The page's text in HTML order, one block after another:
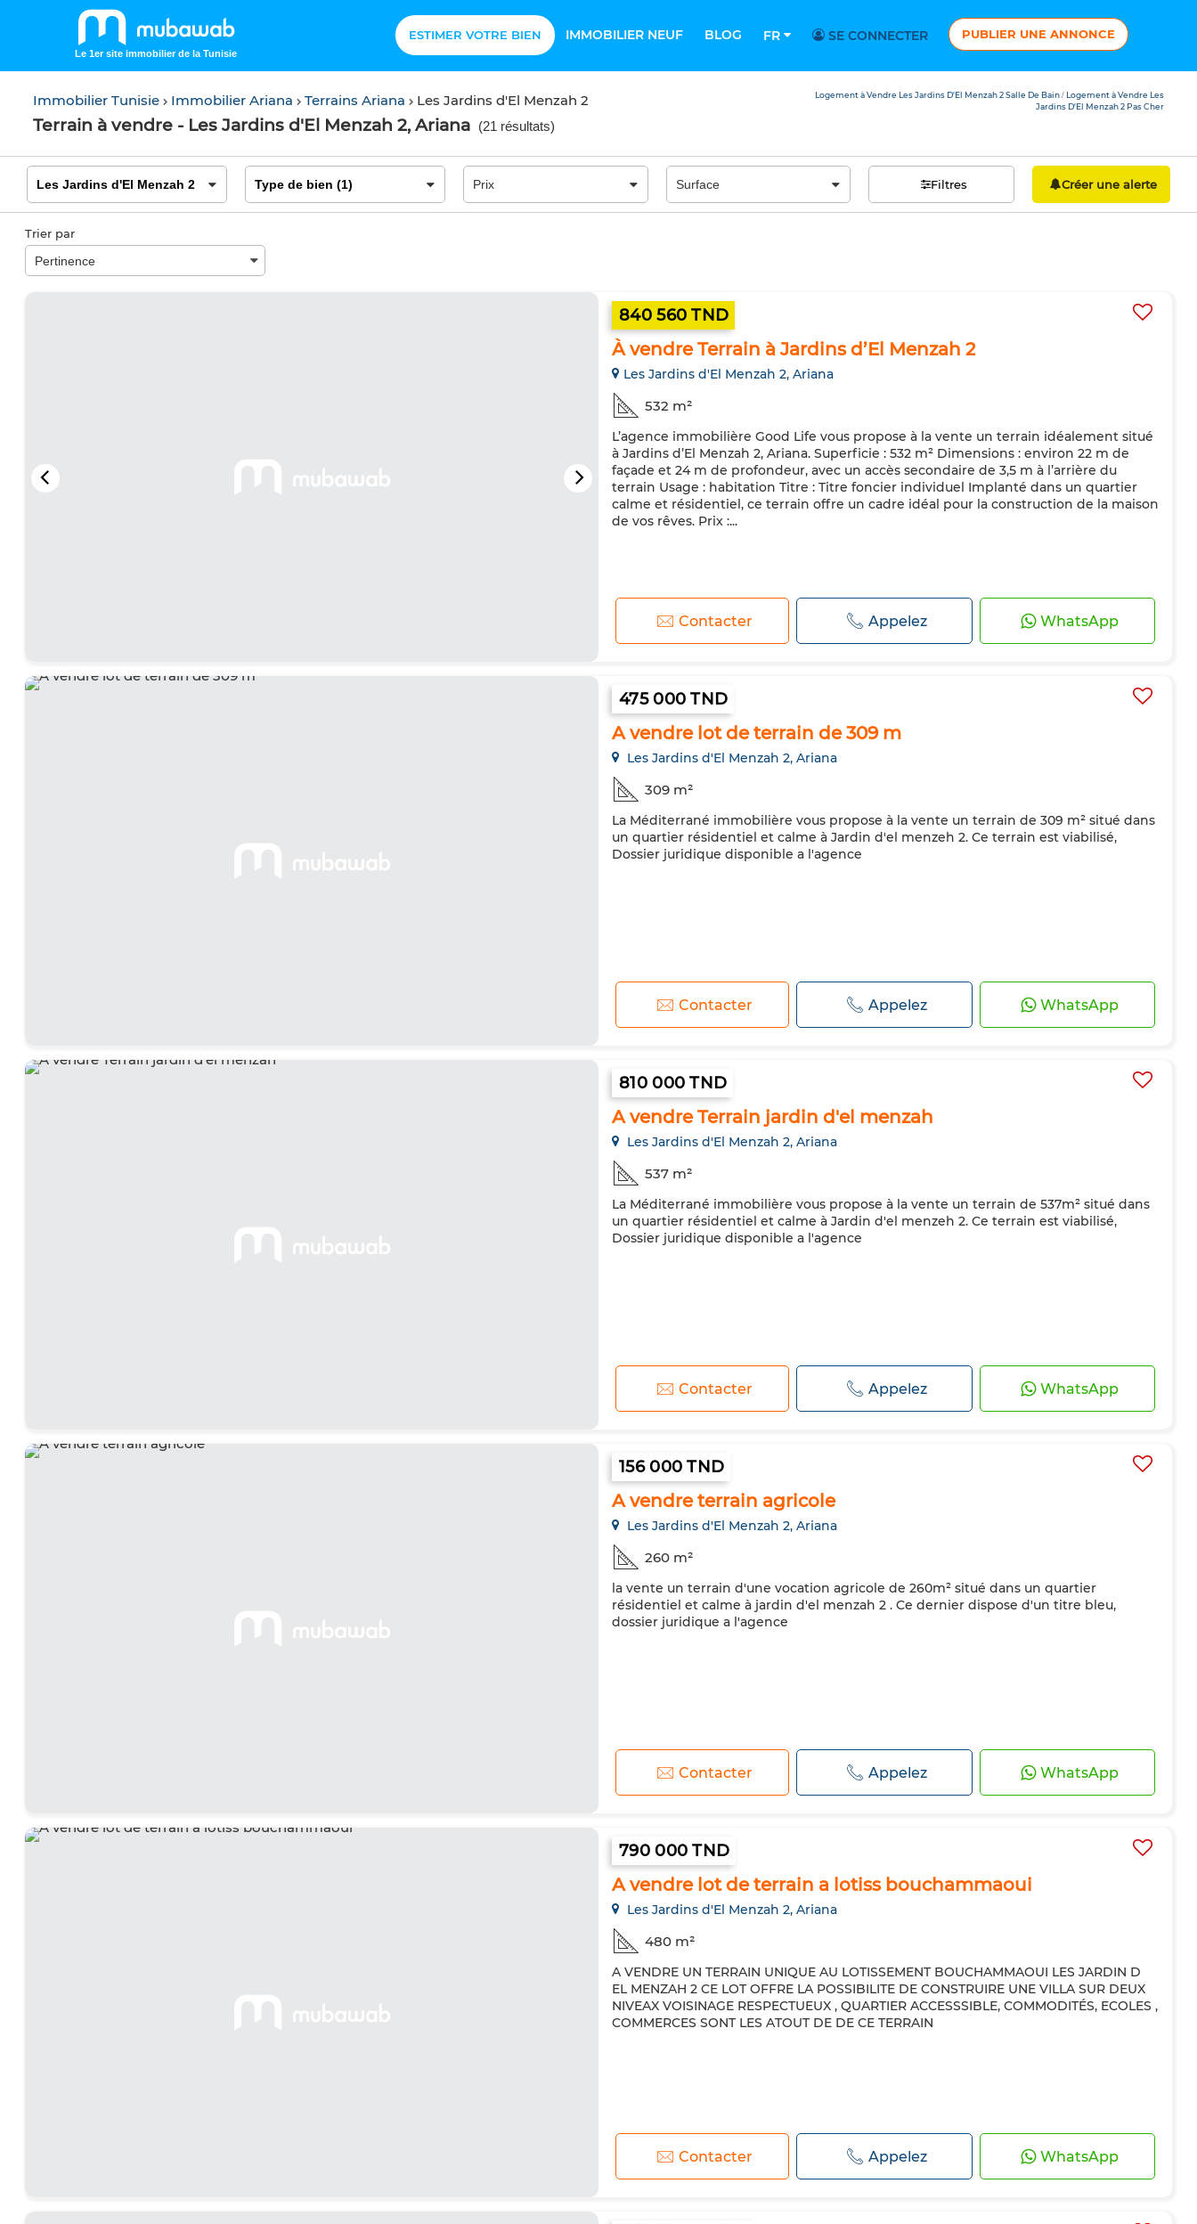
Le 1er site immobilier de la Tunisie
ESTIMER VOTRE BIEN IMMOBILIER NEUF BLOG FR SE CONNECTER PUBLIER UNE ANNONCE
Immobilier Tunisie Immobilier Ariana Terrains Ariana Les Jardins d'El Menzah 2
Terrain à vendre - Les Jardins d'El Menzah 2, Ariana (21 résultats)
Logement à Vendre Les Jardins D'El Menzah 2 Salle De Bain / Logement à Vendre Les
Jardins D'El Menzah 2 Pas Cher
Filtres Créer une alerte
Trier par
840 560 TND
À vendre Terrain à Jardins d’El Menzah 2
Les Jardins d'El Menzah 2, Ariana
532 m²
L’agence immobilière Good Life vous propose à la vente un terrain idéalement situé
à Jardins d’El Menzah 2, Ariana. Superficie : 532 m² Dimensions : environ 22 m de
façade et 24 m de profondeur, avec un accès secondaire de 3,5 m à l’arrière du
terrain Usage : habitation Titre : Titre foncier individuel Implanté dans un quartier
calme et résidentiel, ce terrain offre un cadre idéal pour la construction de la maison
de vos rêves. Prix :...
Contacter Appelez WhatsApp
475 000 TND
A vendre lot de terrain de 309 m
Les Jardins d'El Menzah 2, Ariana
309 m²
La Méditerrané immobilière vous propose à la vente un terrain de 309 m² situé dans
un quartier résidentiel et calme à Jardin d'el menzeh 2. Ce terrain est viabilisé,
Dossier juridique disponible a l'agence
Contacter Appelez WhatsApp
810 000 TND
A vendre Terrain jardin d'el menzah
Les Jardins d'El Menzah 2, Ariana
537 m²
La Méditerrané immobilière vous propose à la vente un terrain de 537m² situé dans
un quartier résidentiel et calme à Jardin d'el menzeh 2. Ce terrain est viabilisé,
Dossier juridique disponible a l'agence
Contacter Appelez WhatsApp
156 000 TND
A vendre terrain agricole
Les Jardins d'El Menzah 2, Ariana
260 m²
la vente un terrain d'une vocation agricole de 260m² situé dans un quartier
résidentiel et calme à jardin d'el menzah 2 . Ce dernier dispose d'un titre bleu,
dossier juridique a l'agence
Contacter Appelez WhatsApp
790 000 TND
A vendre lot de terrain a lotiss bouchammaoui
Les Jardins d'El Menzah 2, Ariana
480 m²
A VENDRE UN TERRAIN UNIQUE AU LOTISSEMENT BOUCHAMMAOUI LES JARDIN D
EL MENZAH 2 CE LOT OFFRE LA POSSIBILITE DE CONSTRUIRE UNE VILLA SUR DEUX
NIVEAX VOISINAGE RESPECTUEUX , QUARTIER ACCESSSIBLE, COMMODITÉS, ECOLES ,
COMMERCES SONT LES ATOUT DE DE CE TERRAIN
Contacter Appelez WhatsApp